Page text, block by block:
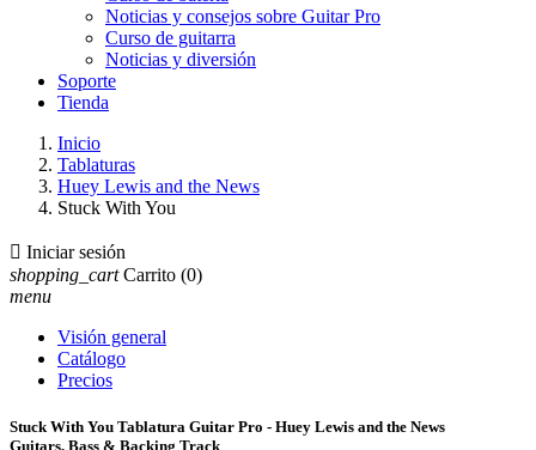
Noticias y consejos sobre Guitar Pro
Curso de guitarra
Noticias y diversión
Soporte
Tienda
Inicio
Tablaturas
Huey Lewis and the News
Stuck With You
 Iniciar sesión
shopping_cart Carrito (0)
menu
Visión general
Catálogo
Precios
Stuck With You Tablatura Guitar Pro - Huey Lewis and the News
Guitars, Bass & Backing Track